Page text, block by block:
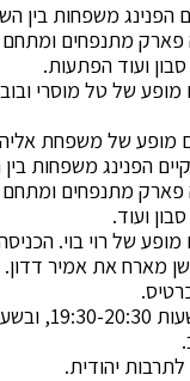
פארק מתנפחים ומתחם
ועוד הפתעות.
יתקיים מופע של טל מוסרי
פארק מתנפחים ומתחם
ועוד.
נתן גושן מארח את אמיר
יהודית.